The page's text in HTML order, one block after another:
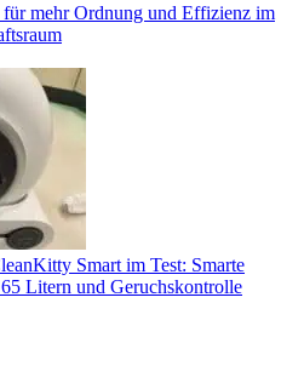
mehr Ordnung und Effizienz im
Smart im Test: Smarte
Litern und Geruchskontrolle